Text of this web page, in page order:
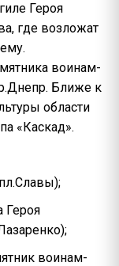
Героя
где возложат
воинам-
Ближе к
области
«Каскад».
Героя
воинам-